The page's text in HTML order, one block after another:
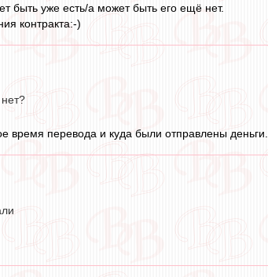
быть уже есть/а может быть его ещё нет.
контракта:-)
время перевода и куда были отправлены деньги.